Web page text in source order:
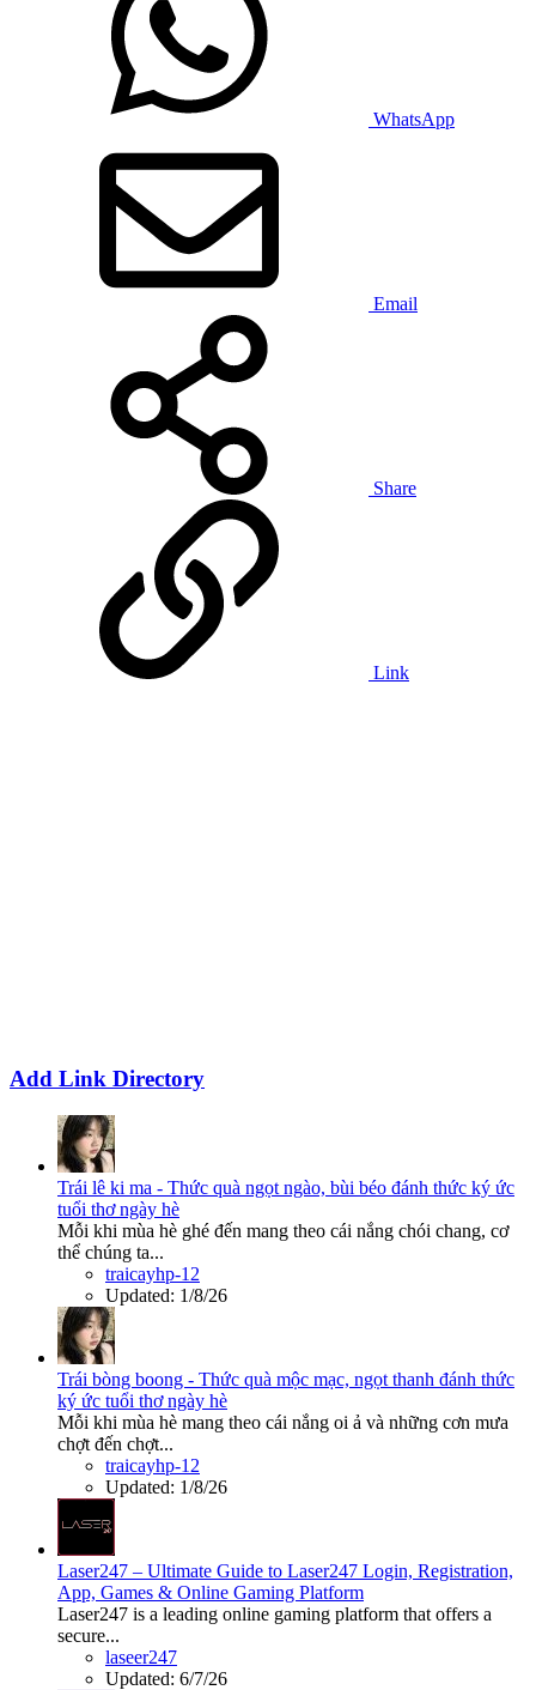
WhatsApp
Email
Share
Link
Add Link Directory
Trái lê ki ma - Thức quà ngọt ngào, bùi béo đánh thức ký ức
tuổi thơ ngày hè
Mỗi khi mùa hè ghé đến mang theo cái nắng chói chang, cơ
thể chúng ta...
traicayhp-12
Updated: 1/8/26
Trái bòng boong - Thức quà mộc mạc, ngọt thanh đánh thức
ký ức tuổi thơ ngày hè
Mỗi khi mùa hè mang theo cái nắng oi ả và những cơn mưa
chợt đến chợt...
traicayhp-12
Updated: 1/8/26
Laser247 – Ultimate Guide to Laser247 Login, Registration,
App, Games & Online Gaming Platform
Laser247 is a leading online gaming platform that offers a
secure...
laseer247
Updated: 6/7/26